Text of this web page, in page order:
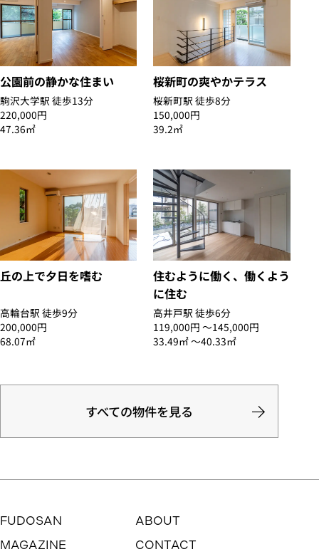
公園前の静かな住まい
駒沢大学駅 徒歩13分
220,000円
47.36㎡
桜新町の爽やかテラス
桜新町駅 徒歩8分
150,000円
39.2㎡
丘の上で夕日を嗜む
高輪台駅 徒歩9分
200,000円
68.07㎡
住むように働く、働くよう
に住む
高井戸駅 徒歩6分
119,000円 〜145,000円
33.49㎡ 〜40.33㎡
すべての物件を見る
FUDOSAN
ABOUT
MAGAZINE
CONTACT